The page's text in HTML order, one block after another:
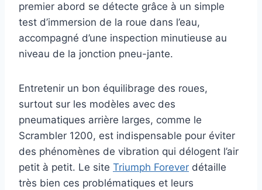
premier abord se détecte grâce à un simple
test d’immersion de la roue dans l’eau,
accompagné d’une inspection minutieuse au
niveau de la jonction pneu-jante.
Entretenir un bon équilibrage des roues,
surtout sur les modèles avec des
pneumatiques arrière larges, comme le
Scrambler 1200, est indispensable pour éviter
des phénomènes de vibration qui délogent l’air
petit à petit. Le site Triumph Forever détaille
très bien ces problématiques et leurs